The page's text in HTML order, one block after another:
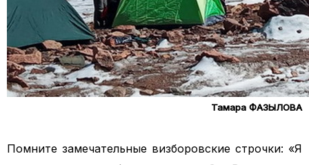
Тамара ФАЗЫЛОВА
Помните замечательные визборовские строчки: «Я